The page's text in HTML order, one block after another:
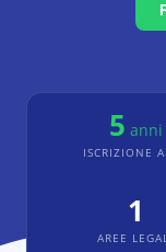
5 anni
ISCRIZIONE
1
AREE